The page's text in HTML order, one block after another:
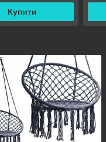
Купити